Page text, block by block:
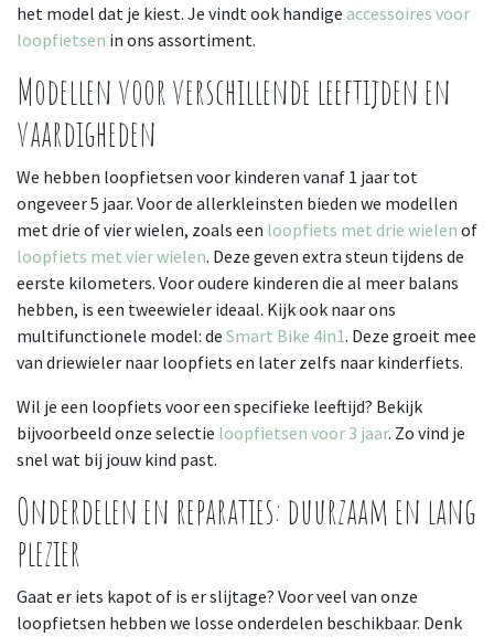
het model dat je kiest. Je vindt ook handige accessoires voor
loopfietsen in ons assortiment.
Modellen voor verschillende leeftijden en
vaardigheden
We hebben loopfietsen voor kinderen vanaf 1 jaar tot
ongeveer 5 jaar. Voor de allerkleinsten bieden we modellen
met drie of vier wielen, zoals een loopfiets met drie wielen of
loopfiets met vier wielen. Deze geven extra steun tijdens de
eerste kilometers. Voor oudere kinderen die al meer balans
hebben, is een tweewieler ideaal. Kijk ook naar ons
multifunctionele model: de Smart Bike 4in1. Deze groeit mee
van driewieler naar loopfiets en later zelfs naar kinderfiets.
Wil je een loopfiets voor een specifieke leeftijd? Bekijk
bijvoorbeeld onze selectie loopfietsen voor 3 jaar. Zo vind je
snel wat bij jouw kind past.
Onderdelen en reparaties: duurzaam en lang
plezier
Gaat er iets kapot of is er slijtage? Voor veel van onze
loopfietsen hebben we losse onderdelen beschikbaar. Denk